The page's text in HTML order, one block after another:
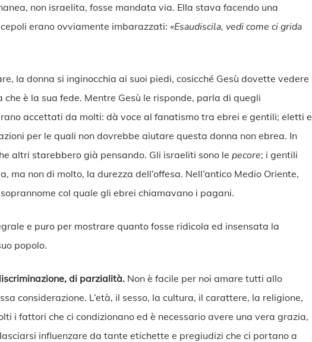
non israelita, fosse mandata via. Ella stava facendo una
erano ovviamente imbarazzati: «Esaudiscila, vedi come ci grida
la donna si inginocchia ai suoi piedi, cosicché Gesù dovette vedere
è la sua fede. Mentre Gesù le risponde, parla di quegli
accettati da molti: dà voce al fanatismo tra ebrei e gentili; eletti e
per le quali non dovrebbe aiutare questa donna non ebrea. In
altri starebbero già pensando. Gli israeliti sono le pecore; i gentili
ma non di molto, la durezza dell’offesa. Nell’antico Medio Oriente,
soprannome col quale gli ebrei chiamavano i pagani.
e puro per mostrare quanto fosse ridicola ed insensata la
popolo.
di parzialità. Non è facile per noi amare tutti allo
considerazione. L’età, il sesso, la cultura, il carattere, la religione,
i fattori che ci condizionano ed è necessario avere una vera grazia,
influenzare da tante etichette e pregiudizi che ci portano a